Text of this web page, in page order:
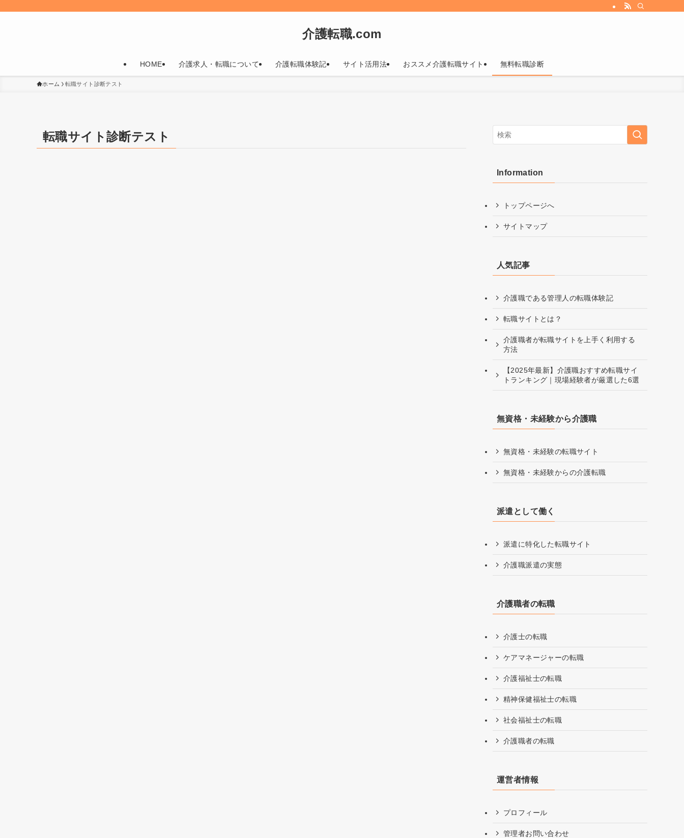
介護転職.com
HOME 介護求人・転職について 介護転職体験記 サイト活用法 おススメ介護転職サイト 無料転職診断
ホーム 転職サイト診断テスト
転職サイト診断テスト
Information
トップページへ
サイトマップ
人気記事
介護職である管理人の転職体験記
転職サイトとは？
介護職者が転職サイトを上手く利用する
方法
【2025年最新】介護職おすすめ転職サイ
トランキング｜現場経験者が厳選した6選
無資格・未経験から介護職
無資格・未経験の転職サイト
無資格・未経験からの介護転職
派遣として働く
派遣に特化した転職サイト
介護職派遣の実態
介護職者の転職
介護士の転職
ケアマネージャーの転職
介護福祉士の転職
精神保健福祉士の転職
社会福祉士の転職
介護職者の転職
運営者情報
プロフィール
管理者お問い合わせ